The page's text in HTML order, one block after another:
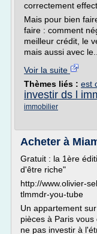
correctement
Mais pour bien
faire : comment
meilleur crédit, le
mais aussi avec le...
Voir la suite
Thèmes liés : est
investir ds l
immobilier
Acheter à
Gratuit : la 1ère
d'être riche"
http://www.olivier-
tlmmdr-you-tube
Un appartement
pièces à Paris
ne pas investir à